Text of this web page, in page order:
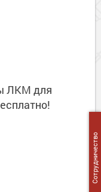
ЛКМ для
Сотрудничество